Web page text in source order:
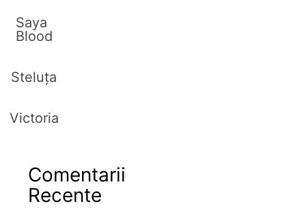
Saya
Blood
Steluța
Victoria
Comentarii
Recente